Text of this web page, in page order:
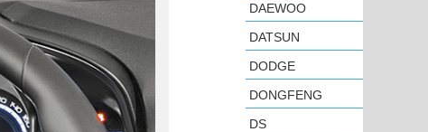
DAEWOO
DATSUN
DODGE
DONGFENG
DS